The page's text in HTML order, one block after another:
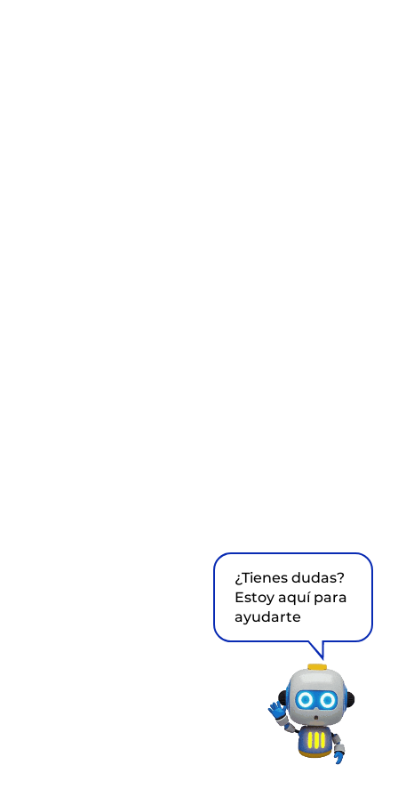
¿Tienes dudas?
Estoy aquí para
ayudarte